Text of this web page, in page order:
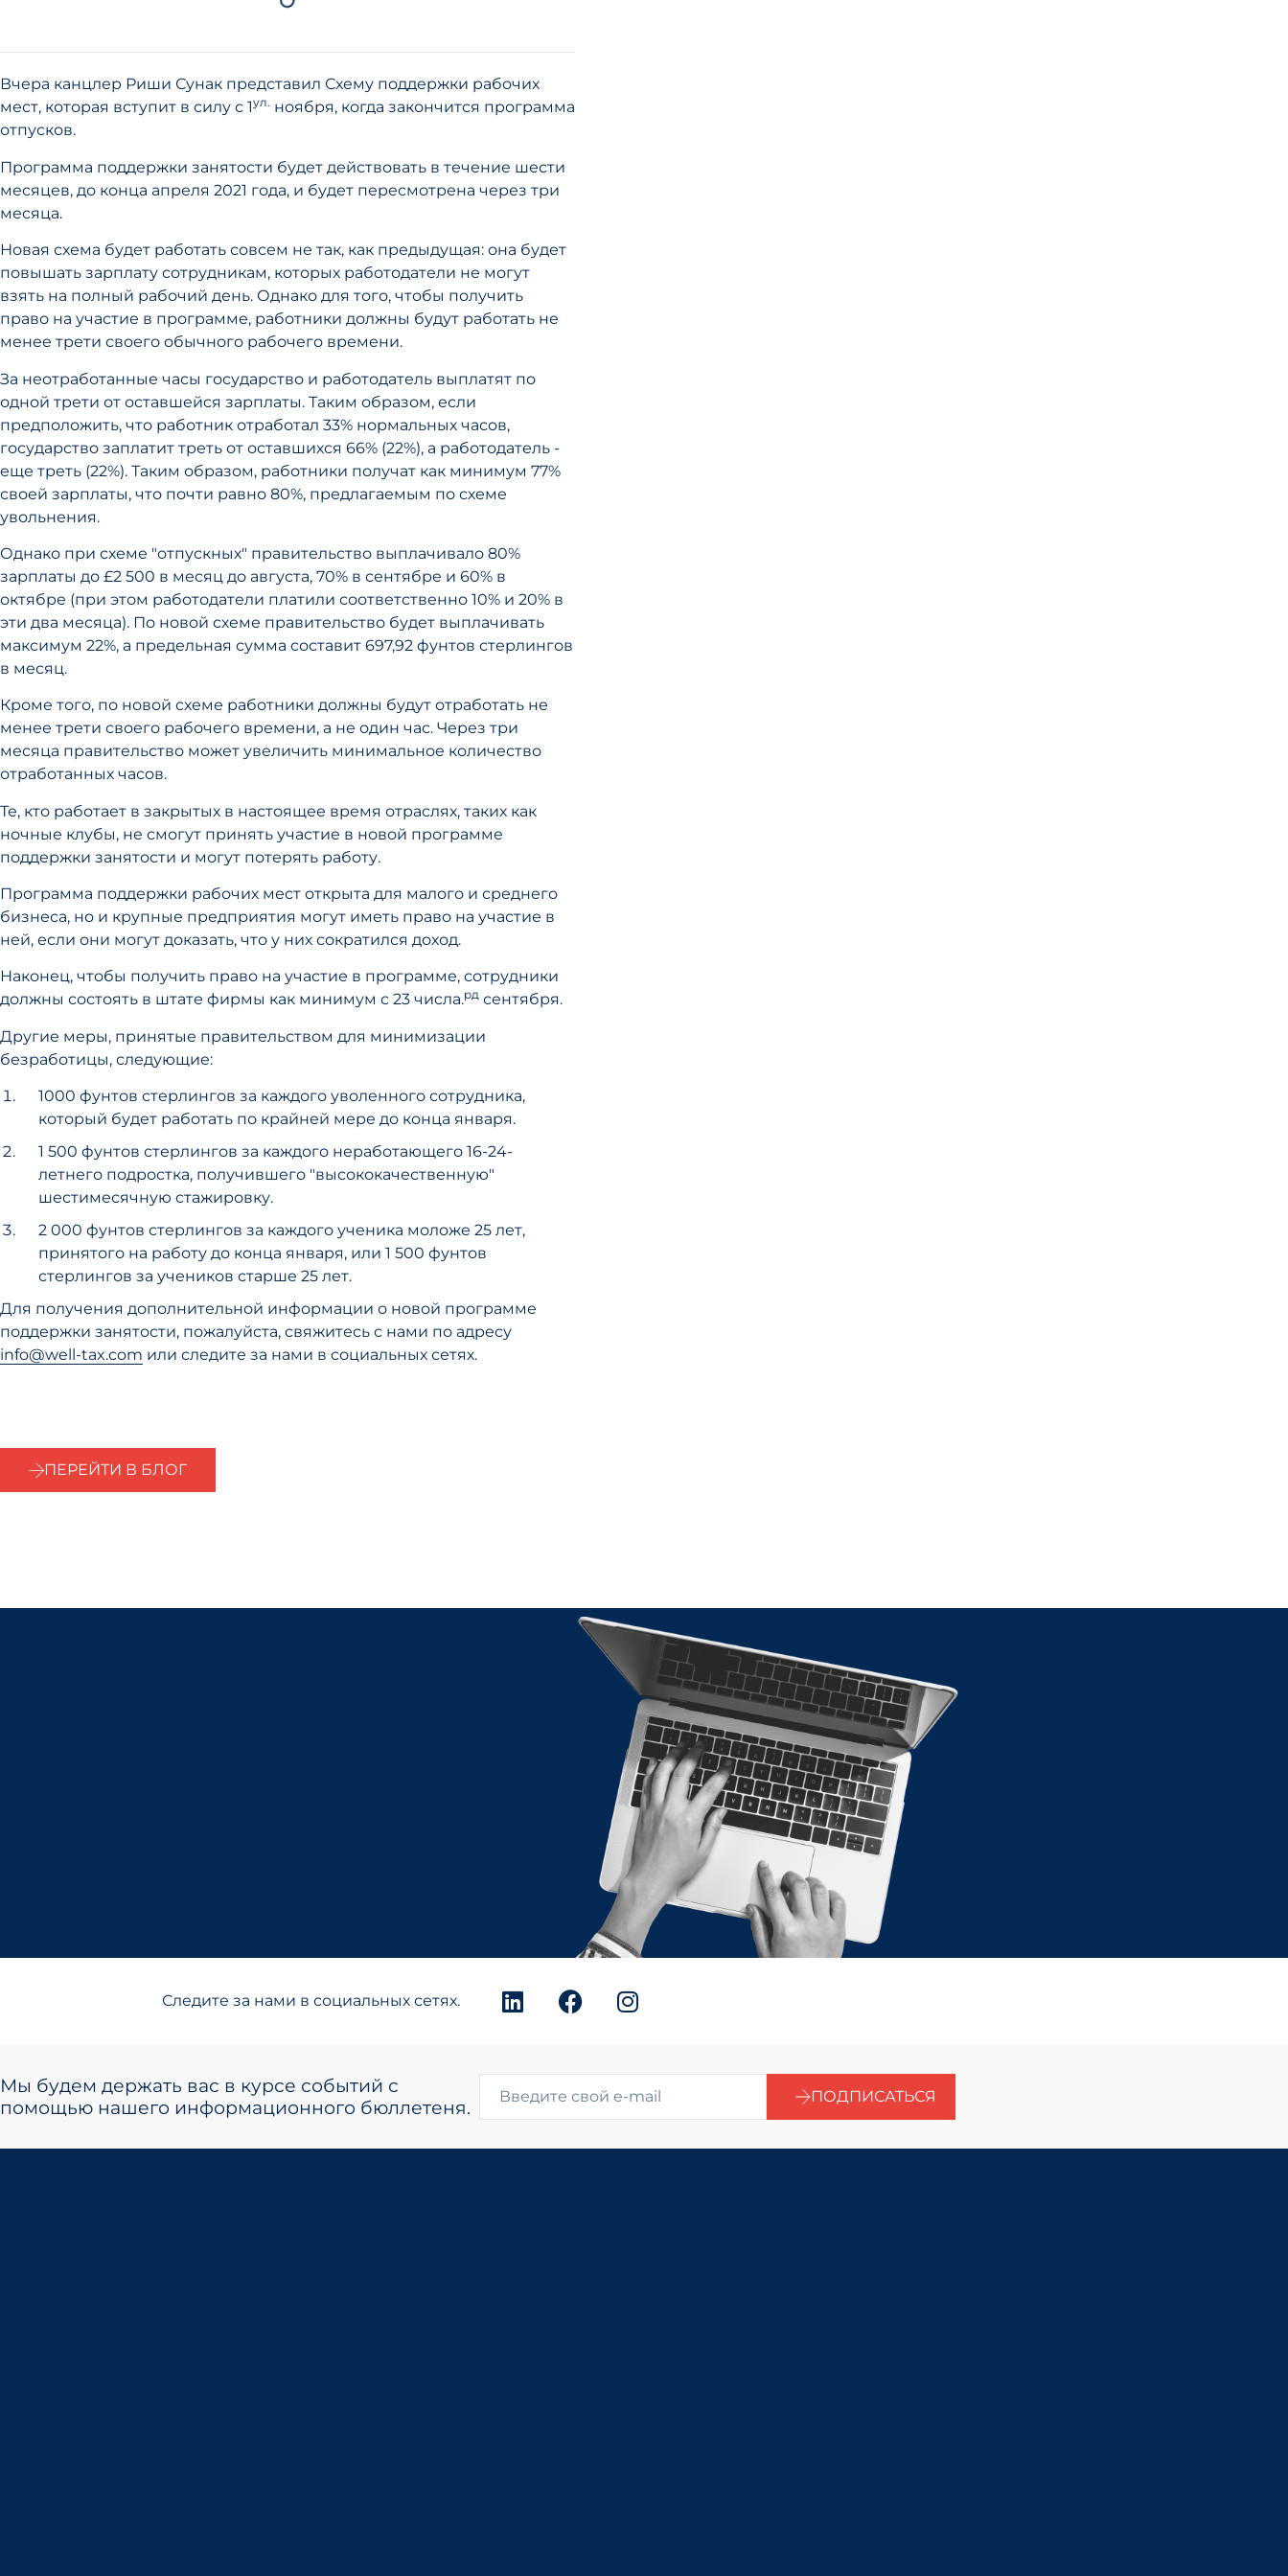
Вчера канцлер Риши Сунак представил Схему поддержки рабочих
мест, которая вступит в силу с 1ул. ноября, когда закончится программа
отпусков.
Программа поддержки занятости будет действовать в течение шести
месяцев, до конца апреля 2021 года, и будет пересмотрена через три
месяца.
Новая схема будет работать совсем не так, как предыдущая: она будет
повышать зарплату сотрудникам, которых работодатели не могут
взять на полный рабочий день. Однако для того, чтобы получить
право на участие в программе, работники должны будут работать не
менее трети своего обычного рабочего времени.
За неотработанные часы государство и работодатель выплатят по
одной трети от оставшейся зарплаты. Таким образом, если
предположить, что работник отработал 33% нормальных часов,
государство заплатит треть от оставшихся 66% (22%), а работодатель -
еще треть (22%). Таким образом, работники получат как минимум 77%
своей зарплаты, что почти равно 80%, предлагаемым по схеме
увольнения.
Однако при схеме "отпускных" правительство выплачивало 80%
зарплаты до £2 500 в месяц до августа, 70% в сентябре и 60% в
октябре (при этом работодатели платили соответственно 10% и 20% в
эти два месяца). По новой схеме правительство будет выплачивать
максимум 22%, а предельная сумма составит 697,92 фунтов стерлингов
в месяц.
Кроме того, по новой схеме работники должны будут отработать не
менее трети своего рабочего времени, а не один час. Через три
месяца правительство может увеличить минимальное количество
отработанных часов.
Те, кто работает в закрытых в настоящее время отраслях, таких как
ночные клубы, не смогут принять участие в новой программе
поддержки занятости и могут потерять работу.
Программа поддержки рабочих мест открыта для малого и среднего
бизнеса, но и крупные предприятия могут иметь право на участие в
ней, если они могут доказать, что у них сократился доход.
Наконец, чтобы получить право на участие в программе, сотрудники
должны состоять в штате фирмы как минимум с 23 числа.рд сентября.
Другие меры, принятые правительством для минимизации
безработицы, следующие:
1000 фунтов стерлингов за каждого уволенного сотрудника,
который будет работать по крайней мере до конца января.
1 500 фунтов стерлингов за каждого неработающего 16-24-
летнего подростка, получившего "высококачественную"
шестимесячную стажировку.
2 000 фунтов стерлингов за каждого ученика моложе 25 лет,
принятого на работу до конца января, или 1 500 фунтов
стерлингов за учеников старше 25 лет.
Для получения дополнительной информации о новой программе
поддержки занятости, пожалуйста, свяжитесь с нами по адресу
info@well-tax.com или следите за нами в социальных сетях.
ПЕРЕЙТИ В БЛОГ
Следите за нами в социальных сетях.
Мы будем держать вас в курсе событий с
помощью нашего информационного бюллетеня.
ПОДПИСАТЬСЯ